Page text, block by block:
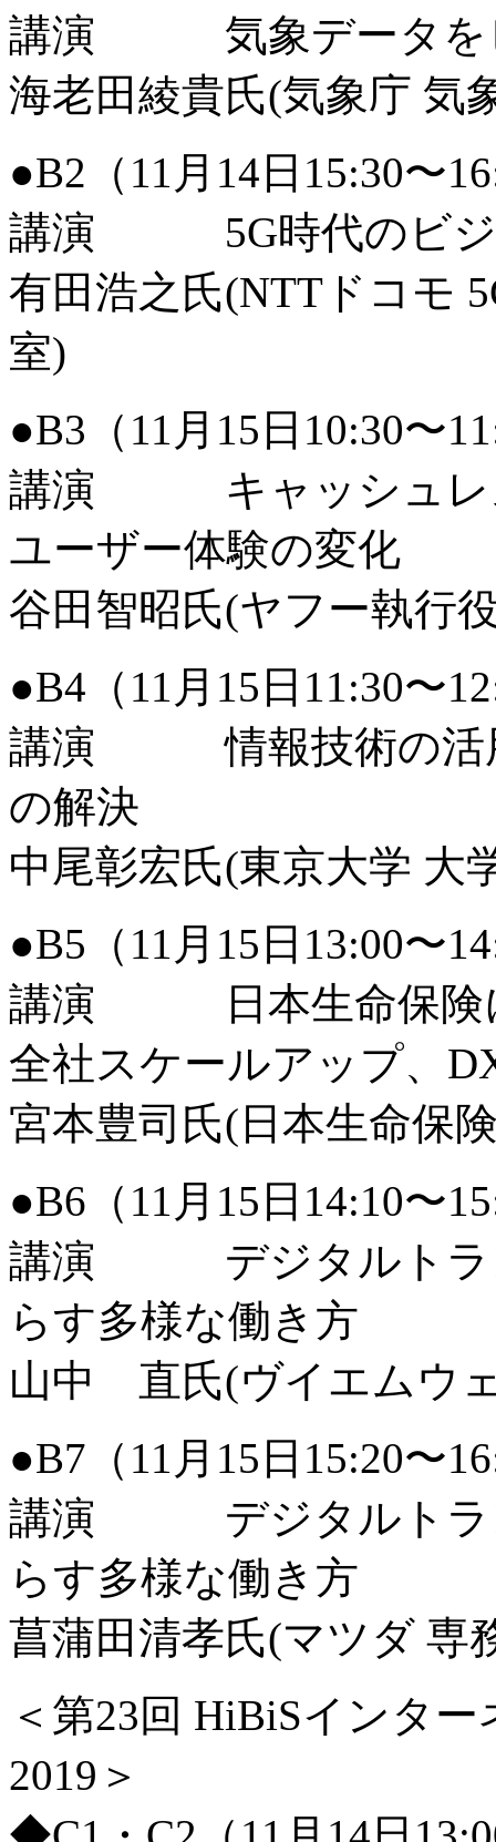
講演 気象データをビ
海老田綾貴氏(気象庁 気
●B2（11月14日15:30〜
講演 5G時代のビジ
有田浩之氏(NTTドコモ
室)
●B3（11月15日10:30〜
講演 キャッシュレス
ユーザー体験の変化
谷田智昭氏(ヤフー執行
●B4（11月15日11:30〜
講演 情報技術の活用
の解決
中尾彰宏氏(東京大学 大
●B5（11月15日13:00〜
講演 日本生命保険に
全社スケールアップ、
宮本豊司氏(日本生命保
●B6（11月15日14:10〜
講演 デジタルトラン
らす多様な働き方
山中 直氏(ヴイエムウ
●B7（11月15日15:20〜
講演 デジタルトラン
らす多様な働き方
菖蒲田清孝氏(マツダ 専
＜第23回 HiBiSインタ
2019＞